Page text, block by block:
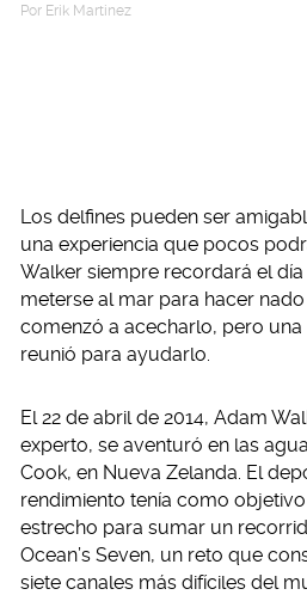
Por Erik Martinez
Los delfines pueden ser
una experiencia que pocos
Walker siempre recordará el
meterse al mar para hacer
comenzó a acecharlo, pero
reunió para ayudarlo.
El 22 de abril de 2014, Adam
experto, se aventuró en las
Cook, en Nueva Zelanda. El
rendimiento tenía como
estrecho para sumar un
Ocean’s Seven, un reto que
siete canales más difíciles del